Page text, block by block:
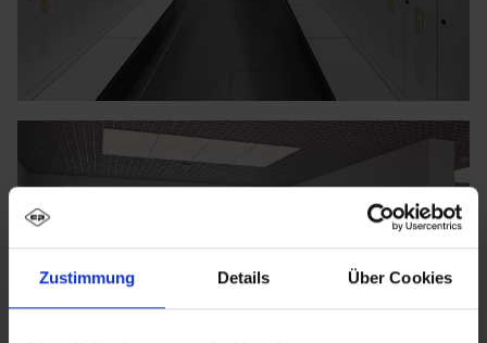
Zustimmung Details Über Cookies